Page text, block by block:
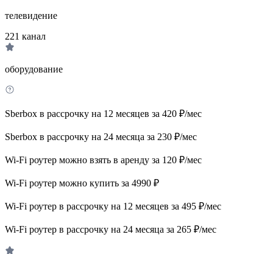
телевидение
221 канал
оборудование
Sberbox в рассрочку на 12 месяцев за 420 ₽/мес
Sberbox в рассрочку на 24 месяца за 230 ₽/мес
Wi-Fi роутер можно взять в аренду за 120 ₽/мес
Wi-Fi роутер можно купить за 4990 ₽
Wi-Fi роутер в рассрочку на 12 месяцев за 495 ₽/мес
Wi-Fi роутер в рассрочку на 24 месяца за 265 ₽/мес